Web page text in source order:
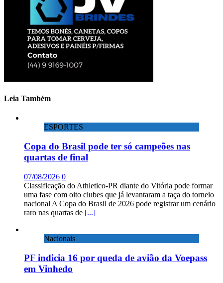
Leia Também
ESPORTES
Copa do Brasil pode ter só campeões nas
quartas de final
07/08/2026 0
Classificação do Athletico-PR diante do Vitória pode formar
uma fase com oito clubes que já levantaram a taça do torneio
nacional A Copa do Brasil de 2026 pode registrar um cenário
raro nas quartas de [...]
Nacionais
PF indicia 16 por queda de avião da Voepass
em Vinhedo